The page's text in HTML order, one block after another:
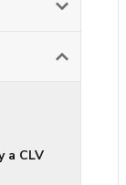
a CLV